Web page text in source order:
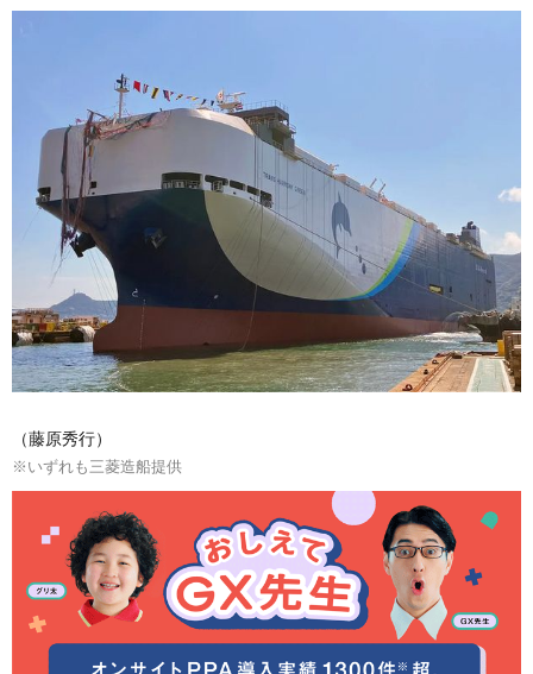
（藤原秀行）
※いずれも三菱造船提供